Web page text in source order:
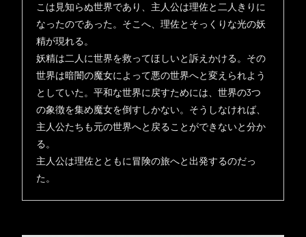
こは見知らぬ世界であり、主人公は理佐と二人きりに
なったのであった。そこへ、理佐とそっくりな光の妖
精が現れる。
妖精は二人に世界を救ってほしいと訴えかける。その
世界は暗闇の魔女によって悪の世界へと変えられよう
としていた。平和な世界に戻すためには、世界の3つ
の象徴を集め魔女を倒すしかない。そうしなければ、
主人公たちも元の世界へと戻ることができないと分か
る。
主人公は理佐とともに冒険の旅へと出発するのだっ
た。